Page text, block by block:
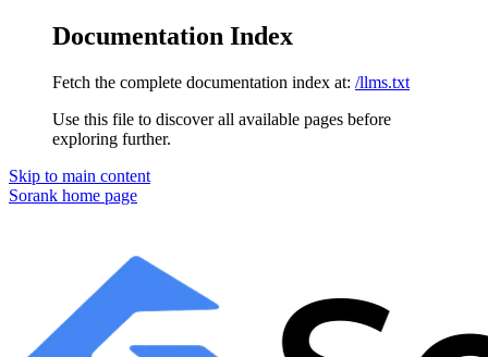
Documentation Index
Fetch the complete documentation index at: /llms.txt
Use this file to discover all available pages before
exploring further.
Skip to main content
Sorank home page